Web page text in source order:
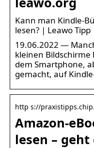
Kann man Kindle-
lesen? | Leawo Tipp
19.06.2022 —
kleinen
dem Smartphone,
gemacht, auf
http s://
Amazon-
lesen – geht